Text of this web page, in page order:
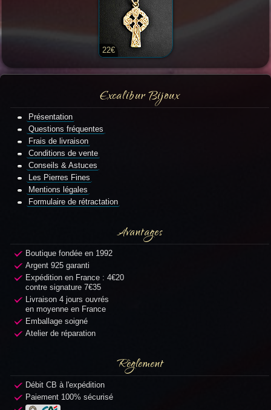
22€
Excalibur Bijoux
Présentation
Questions fréquentes
Frais de livraison
Conditions de vente
Conseils & Astuces
Les Pierres Fines
Mentions légales
Formulaire de rétractation
Avantages
Boutique fondée en 1992
Argent 925 garanti
Expédition en France : 4€20
contre signature 7€35
Livraison 4 jours ouvrés
en moyenne en France
Emballage soigné
Atelier de réparation
Règlement
Débit CB à l'expédition
Paiement 100% sécurisé